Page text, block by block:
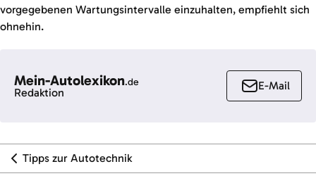
vorgegebenen Wartungsintervalle einzuhalten, empfiehlt sich
ohnehin.
Mein-Autolexikon.de
Redaktion
E-Mail
Tipps zur Autotechnik